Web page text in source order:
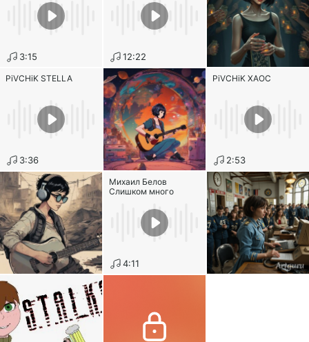
3:15 12:22
PiVCHiK STELLA
3:36
PiVCHiK ХАОС
2:53
Михаил Белов
Слишком много
4:11